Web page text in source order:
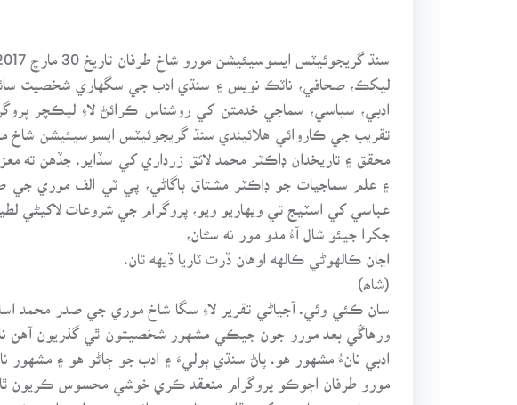
ادبي، سياسي، سماجي خدمتن کي روشناس ڪرائڻ لاءِ ليڪچر
تقريب جي ڪاروائي هلائيندي سنڌ گريجوئيٽس ايسوسيئيشن
محقق ۽ تاريخدان ڊاڪٽر محمد لائق زرداري کي سڏايو. جڏهن ته
۽ علم سماجيات جو ڊاڪٽر مشتاق باگاڻي، پي ٽي الف موري
عباسي کي اسٽيج تي ويهاريو ويو، پروگرام جي شروعات لاکيڻي
جکرا جيئو شال آءُ مدو مور نه سڻان،
اڃان ڪالهوڻي ڪالهه اوهان ڏرت ٽاريا ڏيهه تان.
(شاھ)
سان ڪئي وئي. آجياڻي تقرير لاءِ سگا شاخ موري جي صدر محمد
ورهاڱي بعد مورو جون جيڪي مشهور شخصيتون ٿي گذريون آهن
ادبي نانءُ مشهور هو. پاڻ سنڌي ٻوليءَ ۽ ادب جو ڄاڻو هو ۽
مورو طرفان اڄوڪو پروگرام منعقد ڪري خوشي محسوس ڪريون ٿا
جي باري ۾ سامعين کي ٻڌايو ته ناصر مورائي جون علمي ادبي